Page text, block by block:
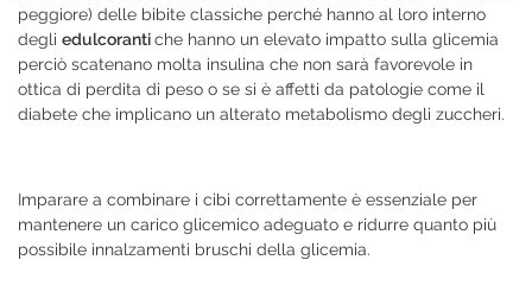
peggiore) delle bibite classiche perché hanno al loro interno
degli edulcorantiche hanno un elevato impatto sulla glicemia
perciò scatenano molta insulina che non sarà favorevole in
ottica di perdita di peso o se si è affetti da patologie come il
diabete che implicano un alterato metabolismo degli zuccheri.
Imparare a combinare i cibi correttamente è essenziale per
mantenere un carico glicemico adeguato e ridurre quanto più
possibile innalzamenti bruschi della glicemia.